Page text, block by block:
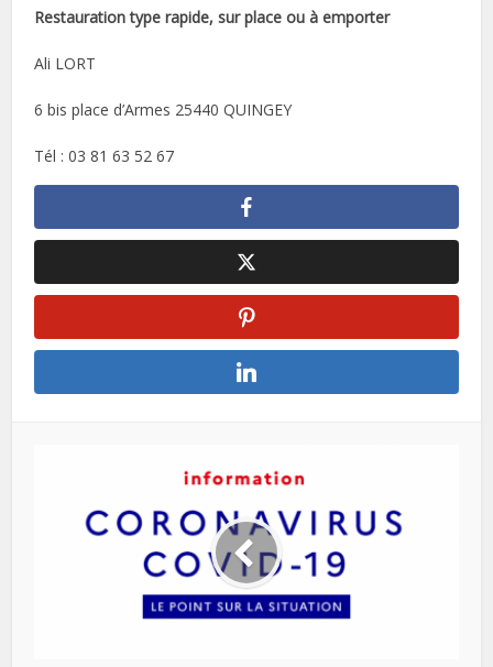
Restauration type rapide, sur place ou à emporter
Ali LORT
6 bis place d’Armes 25440 QUINGEY
Tél : 03 81 63 52 67